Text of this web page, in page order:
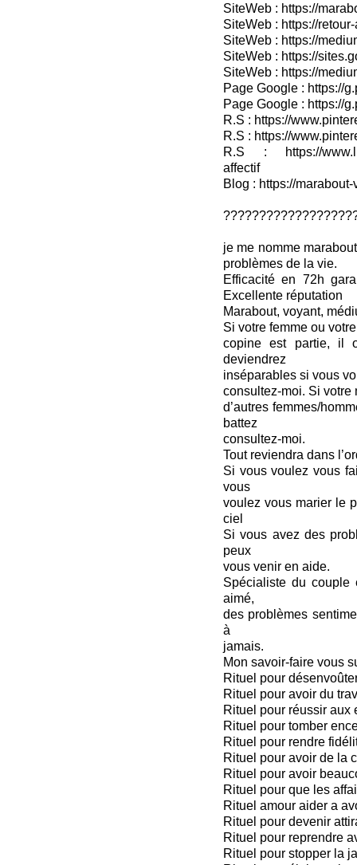
SiteWeb : https://
SiteWeb : https://
SiteWeb : https://
SiteWeb : https://
SiteWeb : https://
Page Google : https://
Page Google : https://
R.S : https://
R.S : https://
R.S : https://
affectif
Blog : https://
je me nomme
problèmes de la vie.
Efficacité en 72h
Excellente réputation
Marabout, voyant,
Si votre femme ou
copine est partie, il
deviendrez
inséparables si vous
consultez-moi. Si votre
d’autres femmes/
battez
consultez-moi.
Tout reviendra dans
Si vous voulez vous
vous
voulez vous marier le
ciel
Si vous avez des
peux
vous venir en aide.
Spécialiste du couple
aimé,
des problèmes
à
jamais.
Mon savoir-faire vous
Rituel pour
Rituel pour avoir du
Rituel pour réussir aux
Rituel pour tomber
Rituel pour rendre
Rituel pour avoir de la
Rituel pour avoir
Rituel pour que les
Rituel amour aider a
Rituel pour devenir
Rituel pour reprendre
Rituel pour stopper la